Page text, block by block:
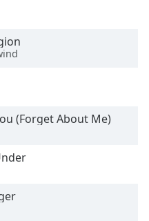
(Forget About Me)